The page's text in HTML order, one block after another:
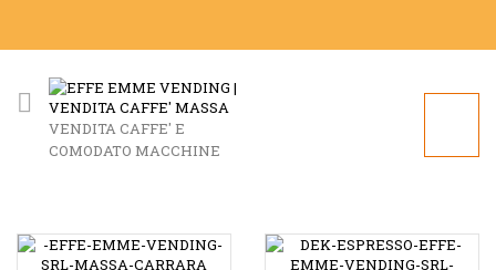
VENDITA CAFFE' E
COMODATO MACCHINE